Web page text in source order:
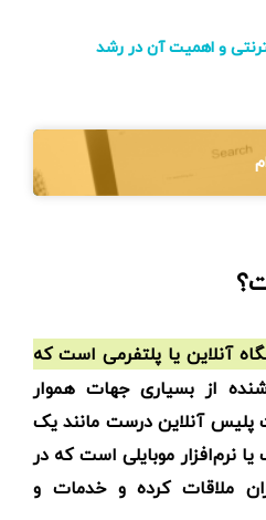
و اهمیت آن در رشد
آنلاین یا پلتفرمی ‌است که
از بسیاری جهات هموار
پلیس آنلاین درست مانند یک
نرم‌افزار موبایلی است که در
ملاقات کرده و خدمات و